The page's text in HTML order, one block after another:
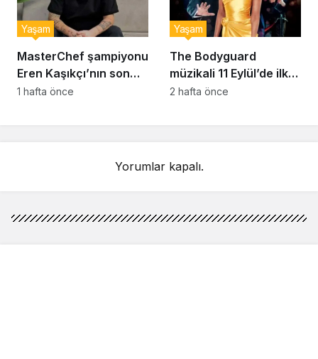
MasterChef şampiyonu
Eren Kaşıkçı’nın son
anlarındaki kahreden
Yaşam
1 hafta önce
The Bodyguard
müzikali 11 Eylül’de ilk
kez Türkiye’de
Yaşam
2 hafta önce
Yorumlar kapalı.